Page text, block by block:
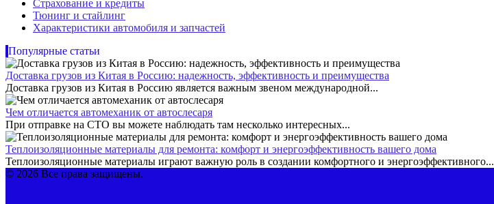
Страхование и кредиты
Тюнинг и стайлинг
Характеристики автомобиля и запчастей
Популярные статьи
Доставка грузов из Китая в Россию: надежность, эффективность и преимущества
Доставка грузов из Китая в Россию является важным звеном международной...
Чем отличается автомеханик от автослесаря
При отправке на СТО вы можете наблюдать там несколько интересных...
Теплоизоляционные материалы для ремонта: комфорт и энергоэффективность вашего дома
Теплоизоляционные материалы играют важную роль в создании комфортного и энергоэффективного...
© 2026 Все права защищены.